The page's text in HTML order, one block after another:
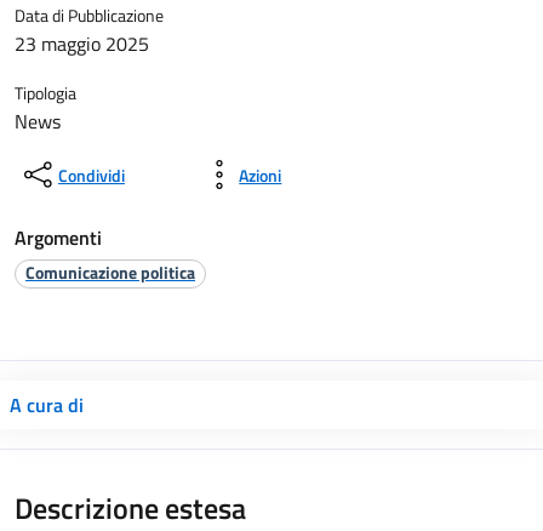
Data di Pubblicazione
23 maggio 2025
Tipologia
News
Condividi Azioni
Argomenti
Comunicazione politica
A cura di
Descrizione estesa